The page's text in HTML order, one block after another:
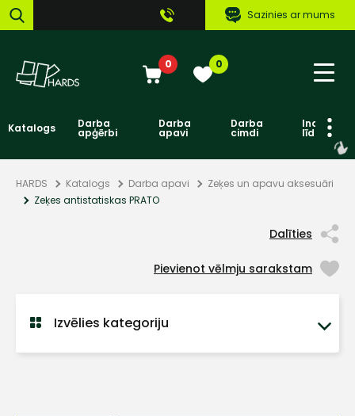
Sazinies ar mums
0 0
Katalogs Darba
apģērbi
Darba
apavi
Darba
cimdi līdzekļi
HARDS Katalogs Darba apavi
Zeķes un apavu aksesuāri
Zeķes antistatiskas PRATO
Dalīties
Pievienot vēlmju sarakstam
Izvēlies kategoriju